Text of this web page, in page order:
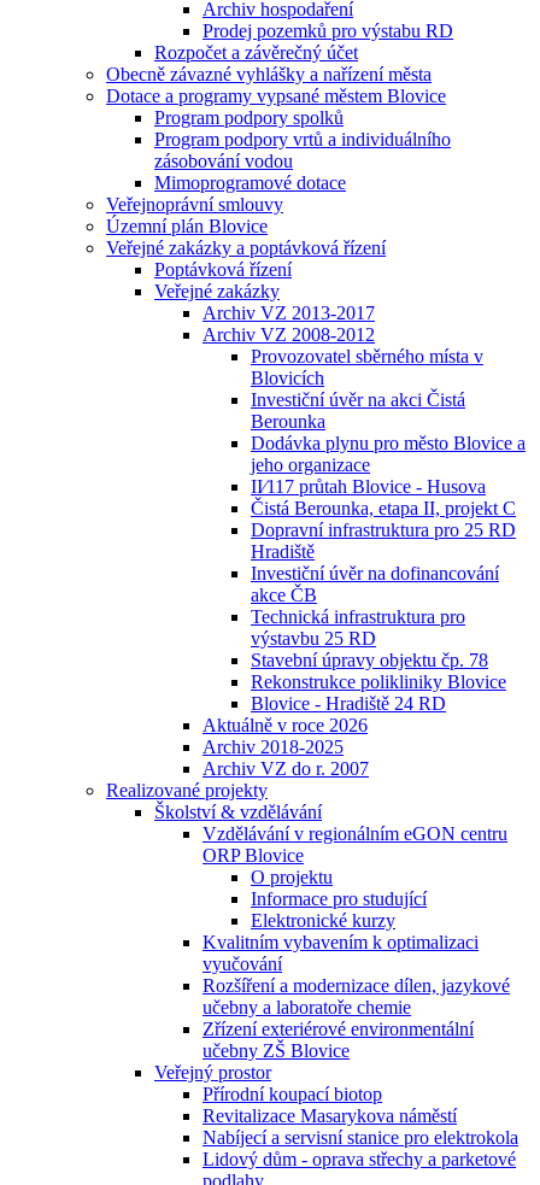
Archiv hospodaření
Prodej pozemků pro výstabu RD
Rozpočet a závěrečný účet
Obecně závazné vyhlášky a nařízení města
Dotace a programy vypsané městem Blovice
Program podpory spolků
Program podpory vrtů a individuálního
zásobování vodou
Mimoprogramové dotace
Veřejnoprávní smlouvy
Územní plán Blovice
Veřejné zakázky a poptávková řízení
Poptávková řízení
Veřejné zakázky
Archiv VZ 2013-2017
Archiv VZ 2008-2012
Provozovatel sběrného místa v
Blovicích
Investiční úvěr na akci Čistá
Berounka
Dodávka plynu pro město Blovice a
jeho organizace
II⁄117 průtah Blovice - Husova
Čistá Berounka, etapa II, projekt C
Dopravní infrastruktura pro 25 RD
Hradiště
Investiční úvěr na dofinancování
akce ČB
Technická infrastruktura pro
výstavbu 25 RD
Stavební úpravy objektu čp. 78
Rekonstrukce polikliniky Blovice
Blovice - Hradiště 24 RD
Aktuálně v roce 2026
Archiv 2018-2025
Archiv VZ do r. 2007
Realizované projekty
Školství & vzdělávání
Vzdělávání v regionálním eGON centru
ORP Blovice
O projektu
Informace pro studující
Elektronické kurzy
Kvalitním vybavením k optimalizaci
vyučování
Rozšíření a modernizace dílen, jazykové
učebny a laboratoře chemie
Zřízení exteriérové environmentální
učebny ZŠ Blovice
Veřejný prostor
Přírodní koupací biotop
Revitalizace Masarykova náměstí
Nabíjecí a servisní stanice pro elektrokola
Lidový dům - oprava střechy a parketové
podlahy